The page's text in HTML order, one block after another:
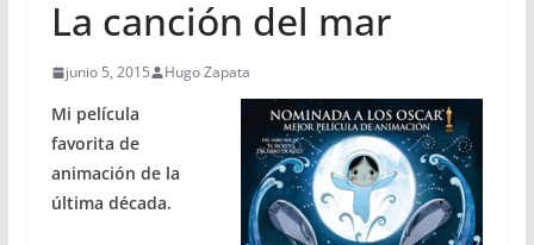
La canción del mar
junio 5, 2015 Hugo Zapata
Mi película
favorita de
animación de la
última década.